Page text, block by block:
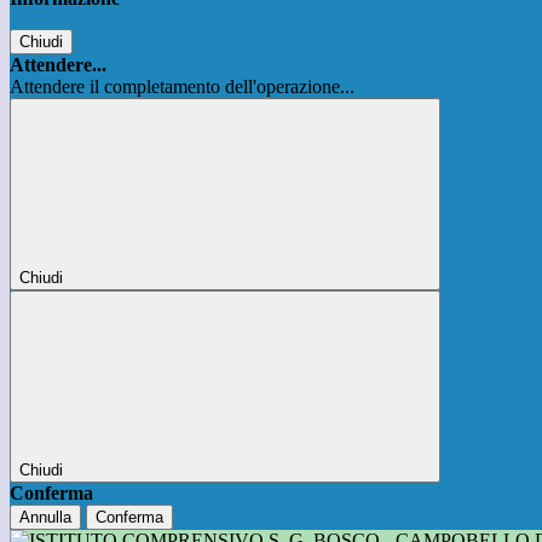
Chiudi
Attendere...
Attendere il completamento dell'operazione...
Chiudi
Chiudi
Conferma
Annulla Conferma